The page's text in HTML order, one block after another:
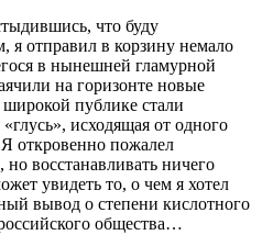
что буду
я отправил в корзину немало
в нынешней гламурной
на горизонте новые
публике стали
исходящая от одного
откровенно пожалел
восстанавливать ничего
увидеть то, о чем я хотел
вывод о степени кислотного
йского общества…